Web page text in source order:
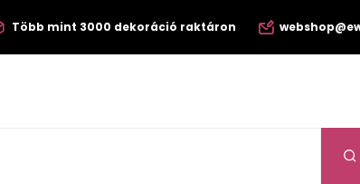
Több mint 3000 dekoráció raktáron